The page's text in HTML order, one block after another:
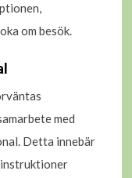
om besök.
med
Detta innebär